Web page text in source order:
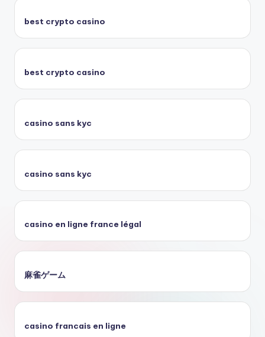
best crypto casino
best crypto casino
casino sans kyc
casino sans kyc
casino en ligne france légal
麻雀ゲーム
casino francais en ligne